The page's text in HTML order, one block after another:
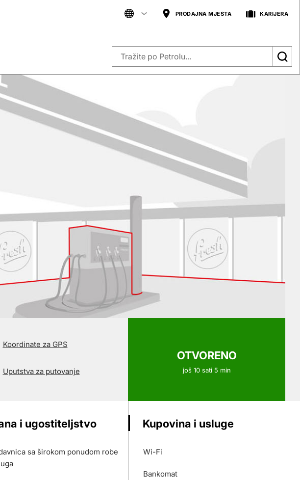
PRODAJNA MJESTA KARIJERA
OTVORENO
još 10 sati 5 min
Koordinate za GPS
Uputstva za putovanje
i ugostiteljstvo
sa širokom ponudom robe
Kupovina i usluge
Wi-Fi
Bankomat